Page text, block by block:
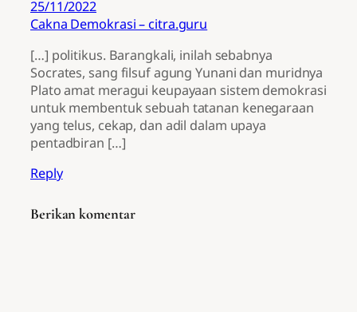
25/11/2022
Cakna Demokrasi – citra.guru
[…] politikus. Barangkali, inilah sebabnya
Socrates, sang filsuf agung Yunani dan muridnya
Plato amat meragui keupayaan sistem demokrasi
untuk membentuk sebuah tatanan kenegaraan
yang telus, cekap, dan adil dalam upaya
pentadbiran […]
Reply
Berikan komentar